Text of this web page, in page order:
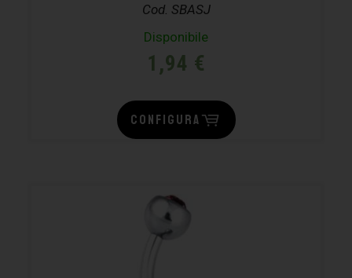
Cod. SBASJ
Disponibile
1,94 €
CONFIGURA